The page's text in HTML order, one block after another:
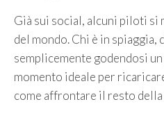
Già sui social, alcuni piloti si
del mondo. Chi è in spiaggia,
semplicemente godendosi un
momento ideale per
come affrontare il resto